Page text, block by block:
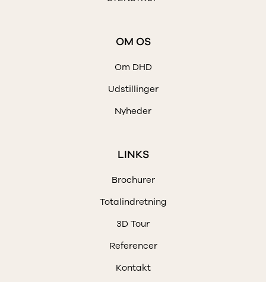
OM OS
Om DHD
Udstillinger
Nyheder
LINKS
Brochurer
Totalindretning
3D Tour
Referencer
Kontakt